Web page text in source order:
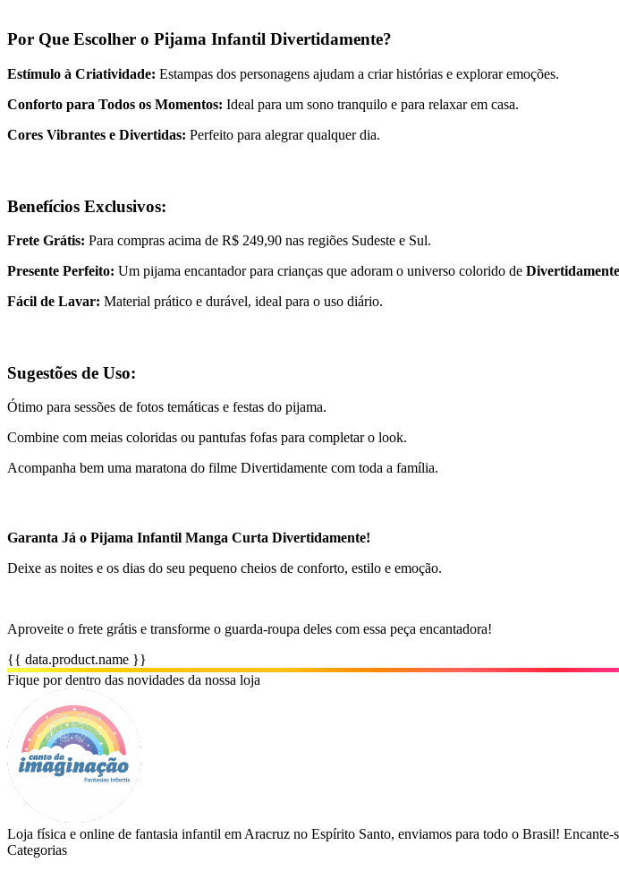
Por Que Escolher o Pijama Infantil Divertidamente?
Estímulo à Criatividade: Estampas dos personagens ajudam a criar histórias e explorar emoções.
Conforto para Todos os Momentos: Ideal para um sono tranquilo e para relaxar em casa.
Cores Vibrantes e Divertidas: Perfeito para alegrar qualquer dia.
Benefícios Exclusivos:
Frete Grátis: Para compras acima de R$ 249,90 nas regiões Sudeste e Sul.
Presente Perfeito: Um pijama encantador para crianças que adoram o universo colorido de Divertidamente
Fácil de Lavar: Material prático e durável, ideal para o uso diário.
Sugestões de Uso:
Ótimo para sessões de fotos temáticas e festas do pijama.
Combine com meias coloridas ou pantufas fofas para completar o look.
Acompanha bem uma maratona do filme Divertidamente com toda a família.
Garanta Já o Pijama Infantil Manga Curta Divertidamente!
Deixe as noites e os dias do seu pequeno cheios de conforto, estilo e emoção.
Aproveite o frete grátis e transforme o guarda-roupa deles com essa peça encantadora!
{{ data.product.name }}
Fique por dentro das novidades da nossa loja
Loja física e online de fantasia infantil em Aracruz no Espírito Santo, enviamos para todo o Brasil! Encante-
Categorias